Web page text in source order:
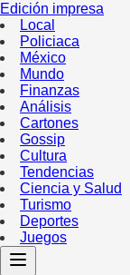
Edición impresa
Local
Policiaca
México
Mundo
Finanzas
Análisis
Cartones
Gossip
Cultura
Tendencias
Ciencia y Salud
Turismo
Deportes
Juegos